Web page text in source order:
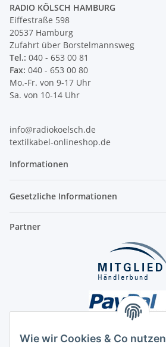
Wie wir Cookies & Co nutzen
RADIO KÖLSCH HAMBURG
Eiffestraße 598
20537 Hamburg
Zufahrt über Borstelmannsweg
Tel.: 040 - 653 00 81
Fax: 040 - 653 00 80
Mo.-Fr. von 9-17 Uhr
Sa. von 10-14 Uhr
info@radiokoelsch.de
textilkabel-onlineshop.de
Informationen
Gesetzliche Informationen
Partner